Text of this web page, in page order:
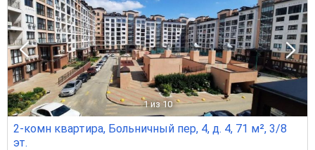
1 из 10
2-комн квартира, Больничный пер, 4, д. 4, 71 м², 3/8
эт.